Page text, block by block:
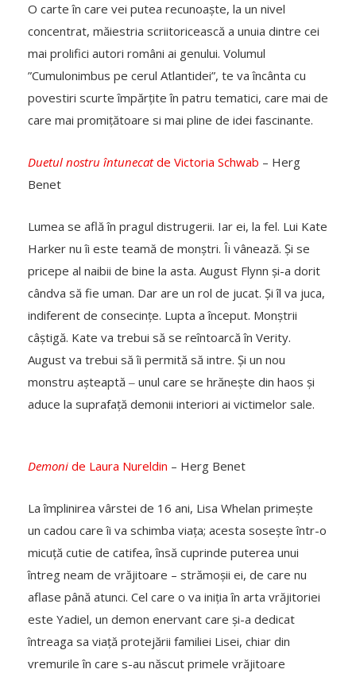
O carte în care vei putea recunoaște, la un nivel
concentrat, măiestria scriitoricească a unuia dintre cei
mai prolifici autori români ai genului. Volumul
”Cumulonimbus pe cerul Atlantidei”, te va încânta cu
povestiri scurte împărțite în patru tematici, care mai de
care mai promițătoare si mai pline de idei fascinante.
Duetul nostru întunecatde Victoria Schwab – Herg
Benet
Lumea se află în pragul distrugerii. Iar ei, la fel. Lui Kate
Harker nu îi este teamă de monștri. Îi vânează. Și se
pricepe al naibii de bine la asta. August Flynn și-a dorit
cândva să fie uman. Dar are un rol de jucat. Și îl va juca,
indiferent de consecințe. Lupta a început. Monștrii
câștigă. Kate va trebui să se reîntoarcă în Verity.
August va trebui să îi permită să intre. Și un nou
monstru așteaptă ‒ unul care se hrănește din haos și
aduce la suprafață demonii interiori ai victimelor sale.
Demoni de Laura Nureldin – Herg Benet
La împlinirea vârstei de 16 ani, Lisa Whelan primește
un cadou care îi va schimba viața; acesta sosește într-o
micuță cutie de catifea, însă cuprinde puterea unui
întreg neam de vrăjitoare – strămoșii ei, de care nu
aflase până atunci. Cel care o va iniția în arta vrăjitoriei
este Yadiel, un demon enervant care și-a dedicat
întreaga sa viață protejării familiei Lisei, chiar din
vremurile în care s-au născut primele vrăjitoare